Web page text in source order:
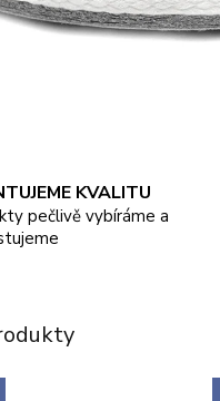
KVALITU
pečlivě vybíráme a